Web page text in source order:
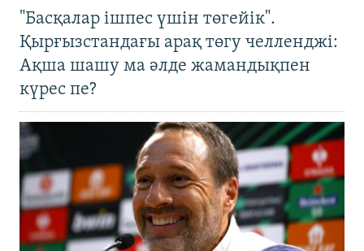
"Басқалар ішпес үшін төгейік".
Қырғызстандағы арақ төгу челленджі:
Ақша шашу ма әлде жамандықпен
күрес пе?